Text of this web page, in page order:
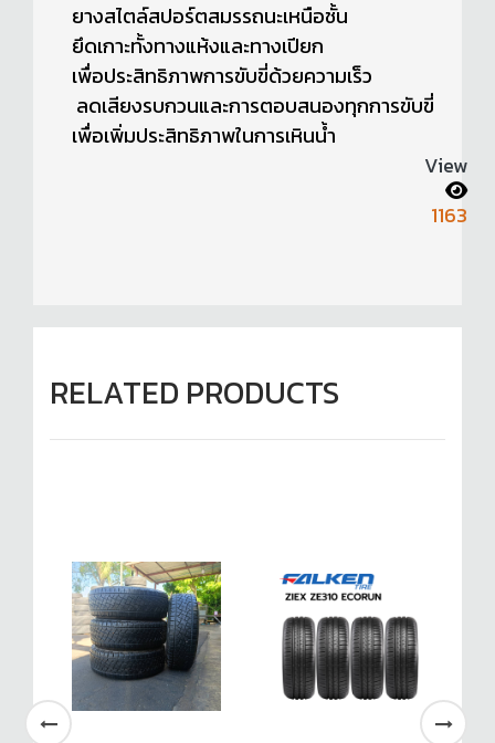
ยางสไตล์สปอร์ตสมรรถนะเหนือชั้น
ยึดเกาะทั้งทางแห้งและทางเปียก
เพื่อประสิทธิภาพการขับขี่ด้วยความเร็ว
ลดเสียงรบกวนและการตอบสนองทุกการขับขี่
เพื่อเพิ่มประสิทธิภาพในการเหินน้ำ
View
1163
RELATED PRODUCTS